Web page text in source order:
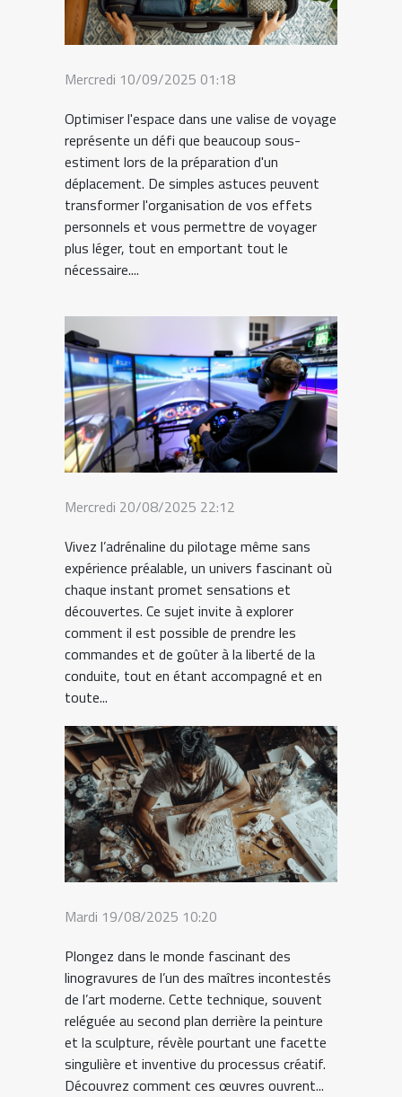
Mercredi 10/09/2025 01:18
Optimiser l'espace dans une valise de voyage
représente un défi que beaucoup sous-
estiment lors de la préparation d'un
déplacement. De simples astuces peuvent
transformer l'organisation de vos effets
personnels et vous permettre de voyager
plus léger, tout en emportant tout le
nécessaire....
Mercredi 20/08/2025 22:12
Vivez l’adrénaline du pilotage même sans
expérience préalable, un univers fascinant où
chaque instant promet sensations et
découvertes. Ce sujet invite à explorer
comment il est possible de prendre les
commandes et de goûter à la liberté de la
conduite, tout en étant accompagné et en
toute...
Mardi 19/08/2025 10:20
Plongez dans le monde fascinant des
linogravures de l’un des maîtres incontestés
de l’art moderne. Cette technique, souvent
reléguée au second plan derrière la peinture
et la sculpture, révèle pourtant une facette
singulière et inventive du processus créatif.
Découvrez comment ces œuvres ouvrent...